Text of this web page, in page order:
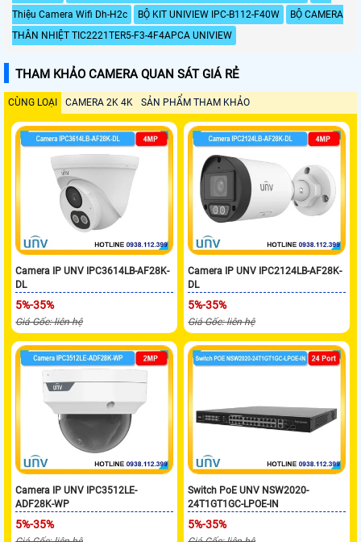
Thiệu Camera Wifi Dh-H2c
BỘ KIT UNIVIEW IPC-B112-F40W
BỘ CAMERA
THÂN NHIỆT TIC2221TER5-F3-4F4APCA UNIVIEW
THAM KHẢO CAMERA QUAN SÁT GIÁ RẺ
CÙNG LOẠI CAMERA 2K 4K SẢN PHẨM THAM KHẢO
Camera IP UNV IPC3614LB-AF28K-
DL
5%-35%
Giá Gốc: liên hệ
Camera IP UNV IPC2124LB-AF28K-
DL
5%-35%
Giá Gốc: liên hệ
Camera IP UNV IPC3512LE-
ADF28K-WP
5%-35%
Switch PoE UNV NSW2020-
24T1GT1GC-LPOE-IN
5%-35%